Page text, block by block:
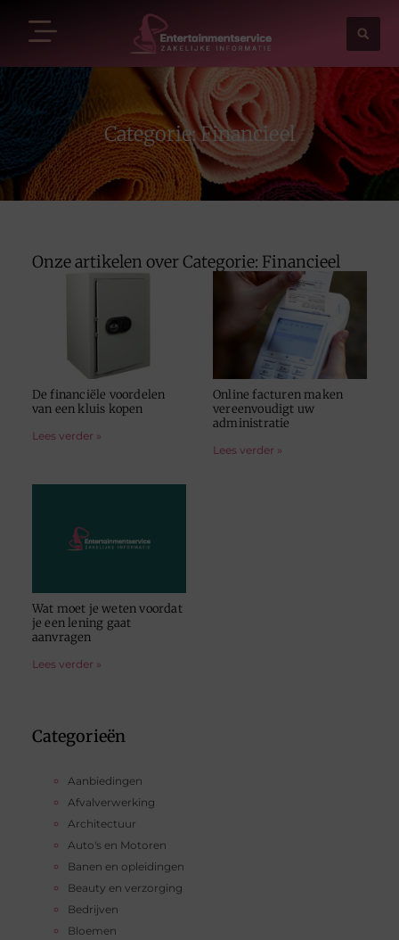
Categorie: Financieel
Categorieën
Aanbiedingen
Afvalverwerking
Architectuur
Auto's en Motoren
Banen en opleidingen
Beauty en verzorging
Bedrijven
Bloemen
Onze artikelen over Categorie: Financieel
De financiële voordelen
van een kluis kopen
Lees verder »
Online facturen maken
vereenvoudigt uw
administratie
Lees verder »
Wat moet je weten voordat
je een lening gaat
aanvragen
Lees verder »